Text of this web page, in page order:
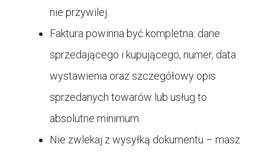
nie przywilej.
Faktura powinna być kompletna: dane
sprzedającego i kupującego, numer, data
wystawienia oraz szczegółowy opis
sprzedanych towarów lub usług to
absolutne minimum.
Nie zwlekaj z wysyłką dokumentu – masz